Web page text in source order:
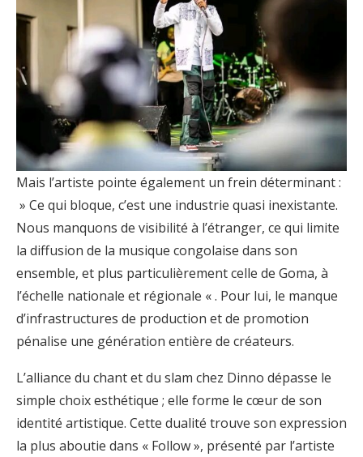
Mais l’artiste pointe également un frein déterminant :
» Ce qui bloque, c’est une industrie quasi inexistante.
Nous manquons de visibilité à l’étranger, ce qui limite
la diffusion de la musique congolaise dans son
ensemble, et plus particulièrement celle de Goma, à
l’échelle nationale et régionale « . Pour lui, le manque
d’infrastructures de production et de promotion
pénalise une génération entière de créateurs.
L’alliance du chant et du slam chez Dinno dépasse le
simple choix esthétique ; elle forme le cœur de son
identité artistique. Cette dualité trouve son expression
la plus aboutie dans « Follow », présenté par l’artiste